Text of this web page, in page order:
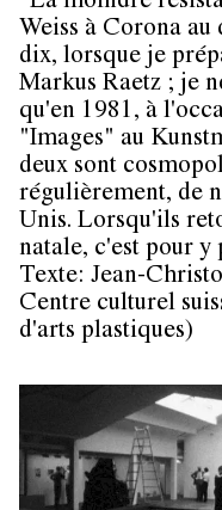
Weiss à Corona au
dix, lorsque je
Markus Raetz ; je
qu'en 1981, à
"Images" au
deux sont
régulièrement, de
Unis. Lorsqu'ils
natale, c'est pour y
Texte: Jean-
Centre culturel
d'arts plastiques)